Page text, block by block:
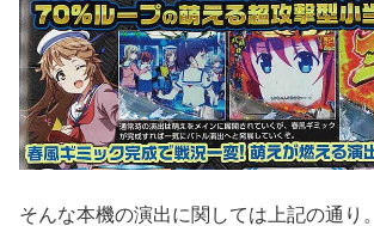
そんな本機の演出に関しては上記の通り。